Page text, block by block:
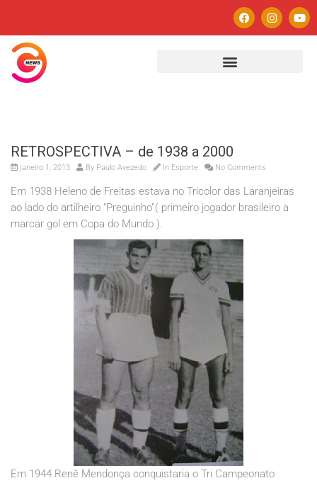
RETROSPECTIVA – de 1938 a 2000
janeiro 1, 2013 By Paulo Avezedo In Esporte No Comments
Em 1938 Heleno de Freitas estava no Tricolor das Laranjeiras
ao lado do artilheiro “Preguinho”( primeiro jogador brasileiro a
marcar gol em Copa do Mundo ).
Em 1944 Renê Mendonça conquistaria o Tri Campeonato